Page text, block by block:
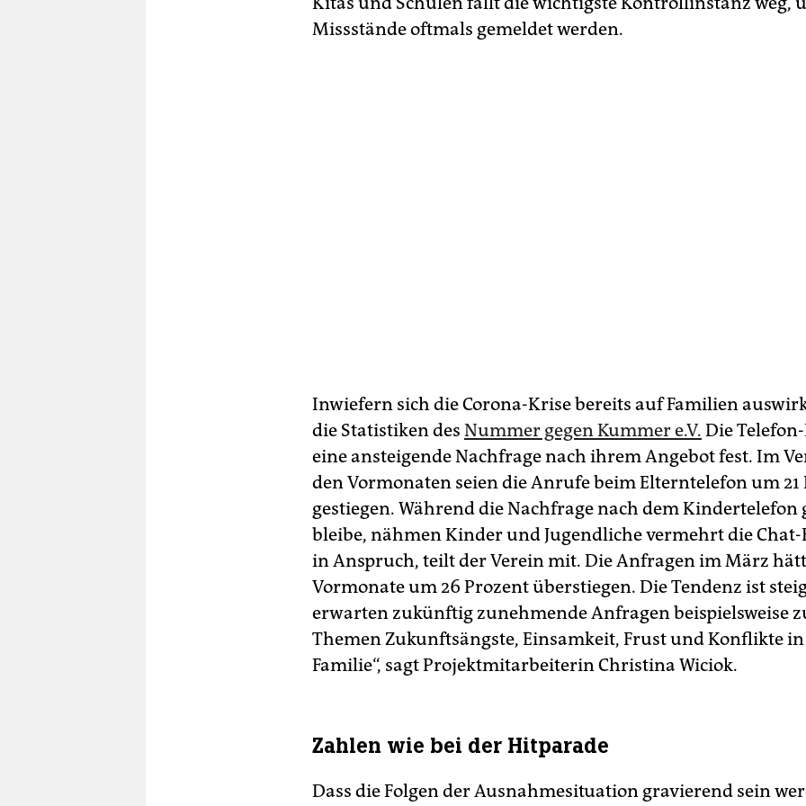
Missstände oftmals gemeldet werden.
Inwiefern sich die Corona-Krise bereits auf Familien
die Statistiken des Nummer gegen Kummer e.V. Die
eine ansteigende Nachfrage nach ihrem Angebot fest. Im
den Vormonaten seien die Anrufe beim Elterntelefon um 21
gestiegen. Während die Nachfrage nach dem Kindertelefon
bleibe, nähmen Kinder und Jugendliche vermehrt die
in Anspruch, teilt der Verein mit. Die Anfragen im März
Vormonate um 26 Prozent überstiegen. Die Tendenz ist
erwarten zukünftig zunehmende Anfragen beispielsweise
Themen Zukunftsängste, Einsamkeit, Frust und Konflikte
Familie“, sagt Projektmitarbeiterin Christina Wiciok.
Zahlen wie bei der Hitparade
Dass die Folgen der Ausnahmesituation gravierend sein